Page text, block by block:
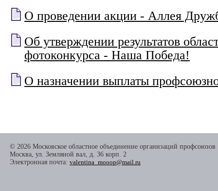
О проведении акции - Аллея
Об утверждении результатов
фотоконкурса - Наша Победа!
О назначении выплаты
© 2026 Московское областное объединение организаций профсоюзов
Москва, ул. Земляной вал, д. 36 корп. 2
Электронная почта: valentina_mooop@mail.ru